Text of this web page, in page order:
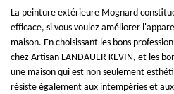
La peinture extérieure Mognard
efficace, si vous voulez améliorer
maison. En choisissant les bons
chez Artisan LANDAUER KEVIN, et les
une maison qui est non seulement
résiste également aux intempéries et